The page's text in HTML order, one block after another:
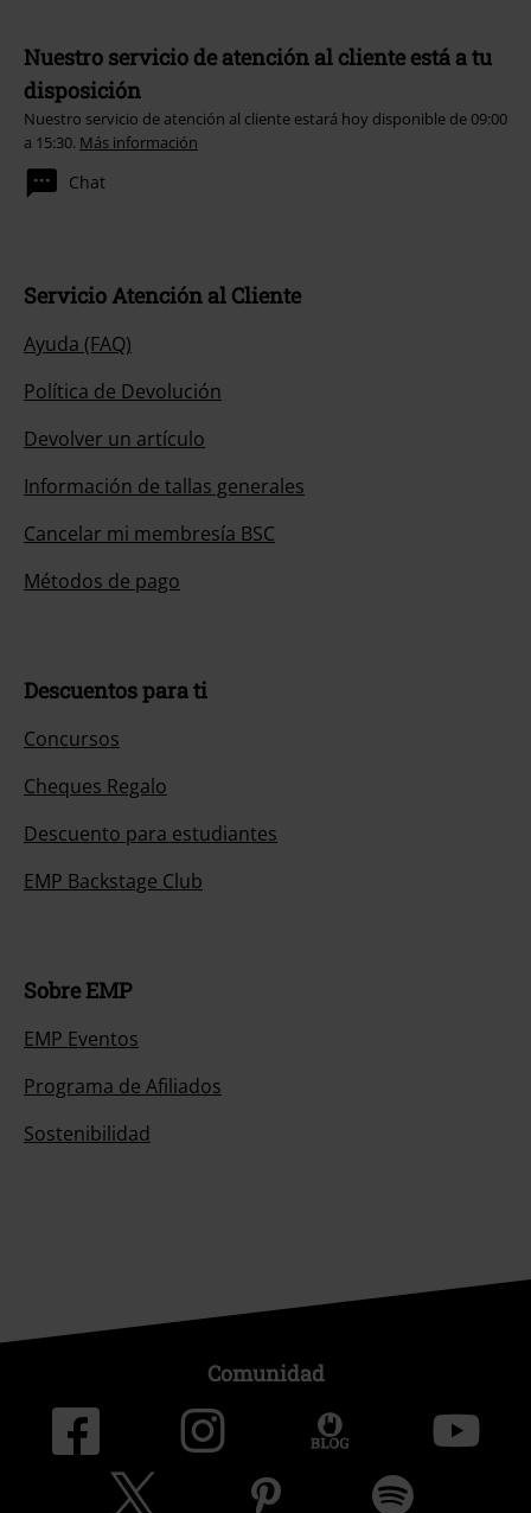
Nuestro servicio de atención al cliente está a tu
disposición
Nuestro servicio de atención al cliente estará hoy disponible de 09:00
a 15:30. Más información
Chat
Servicio Atención al Cliente
Ayuda (FAQ)
Política de Devolución
Devolver un artículo
Información de tallas generales
Cancelar mi membresía BSC
Métodos de pago
Descuentos para ti
Concursos
Cheques Regalo
Descuento para estudiantes
EMP Backstage Club
Sobre EMP
EMP Eventos
Programa de Afiliados
Sostenibilidad
Comunidad